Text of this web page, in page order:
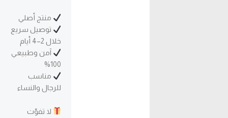
منتج أصلي
توصيل سريع
خلال 2–4 أيام
آمن وطبيعي
100%
مناسب
للرجال والنساء
لا تفوّت